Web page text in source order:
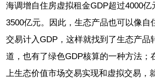
海调增自住房虚拟租金GDP超过4000亿
3500亿元。因此，生态产品也可以像自
交易计入GDP，这样就找到了生态产品
道，也有了绿色GDP核算的一种方法；
上生态价值市场交易实现和虚拟交易，